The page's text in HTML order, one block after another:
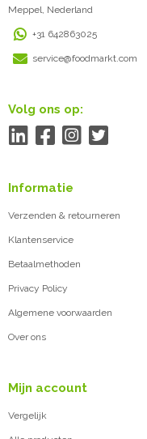
Meppel, Nederland
+31 642863025
service@foodmarkt.com
Volg ons op:
Informatie
Verzenden & retourneren
Klantenservice
Betaalmethoden
Privacy Policy
Algemene voorwaarden
Over ons
Mijn account
Vergelijk